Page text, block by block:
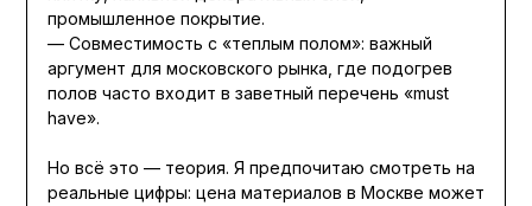
промышленное покрытие.
— Совместимость с «теплым полом»: важный
аргумент для московского рынка, где подогрев
полов часто входит в заветный перечень «must
have».
Но всё это — теория. Я предпочитаю смотреть на
реальные цифры: цена материалов в Москве может